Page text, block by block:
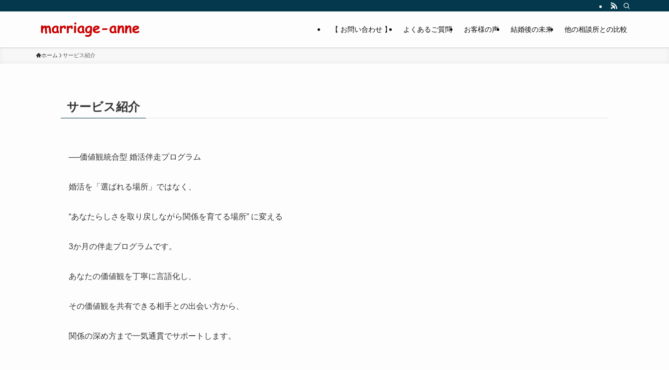
【 お問い合わせ 】 よくあるご質問 お客様の声 結婚後の未来 他の相談所との比較
ホーム サービス紹介
サービス紹介
──価値観統合型 婚活伴走プログラム
婚活を「選ばれる場所」ではなく、
“あなたらしさを取り戻しながら関係を育てる場所” に変える
3か月の伴走プログラムです。
あなたの価値観を丁寧に言語化し、
その価値観を共有できる相手との出会い方から、
関係の深め方まで一気通貫でサポートします。